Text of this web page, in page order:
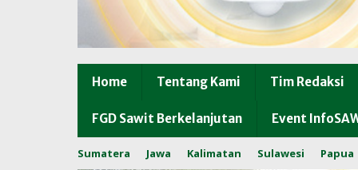
Home Tentang Kami Tim Redaksi
FGD Sawit Berkelanjutan Event
Sumatera Jawa Kalimatan Sulawesi Papua